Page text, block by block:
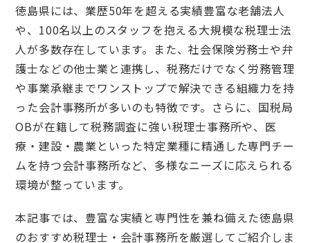
徳島県には、業歴50年を超える実績豊富な老舗法人
や、100名以上のスタッフを抱える大規模な税理士法
人が多数存在しています。また、社会保険労務士や弁
護士などの他士業と連携し、税務だけでなく労務管理
や事業承継までワンストップで解決できる組織力を持
った会計事務所が多いのも特徴です。さらに、国税局
OBが在籍して税務調査に強い税理士事務所や、医
療・建設・農業といった特定業種に精通した専門チー
ムを持つ会計事務所など、多様なニーズに応えられる
環境が整っています。
本記事では、豊富な実績と専門性を兼ね備えた徳島県
のおすすめ税理士・会計事務所を厳選してご紹介しま